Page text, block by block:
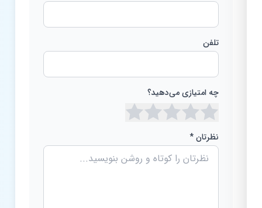
تلفن
چه امتیازی می‌دهید؟
نظرتان *